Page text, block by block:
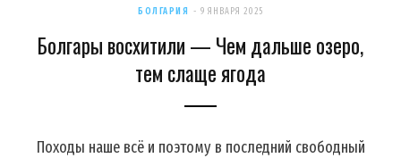
БОЛГАРИЯ 9 ЯНВАРЯ 2025
Болгары восхитили — Чем дальше озеро,
тем слаще ягода
Походы наше всё и поэтому в последний свободный